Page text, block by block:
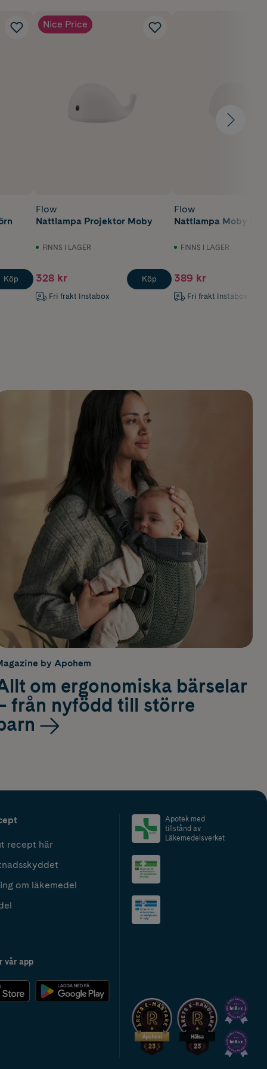
Köp
Nice Price
Flow
Nattlampa Projektor Moby
FINNS I LAGER
328 kr
Fri frakt Instabox
Köp
Flow
Nattlampa Moby Vit
FINNS I LAGER
389 kr
Fri frakt Instabox
by Apohem
om ergonomiska bärselar
från nyfödd till större
recept här
om läkemedel
vår app
Apotek med
tillstånd av
Läkemedelsverket
2024